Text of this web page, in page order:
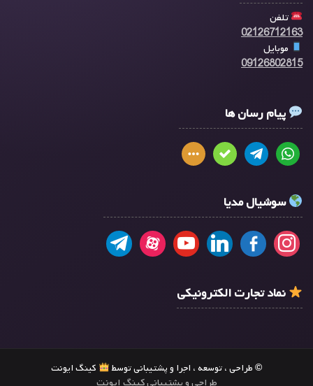
تلفن
02126712163
موبایل
09126802815
پیام رسان ها
سوشیال مدیا
نماد تجارت الکترونیکی
© طراحی ، توسعه ، اجرا و پشتیبانی توسط کینگ ایونت